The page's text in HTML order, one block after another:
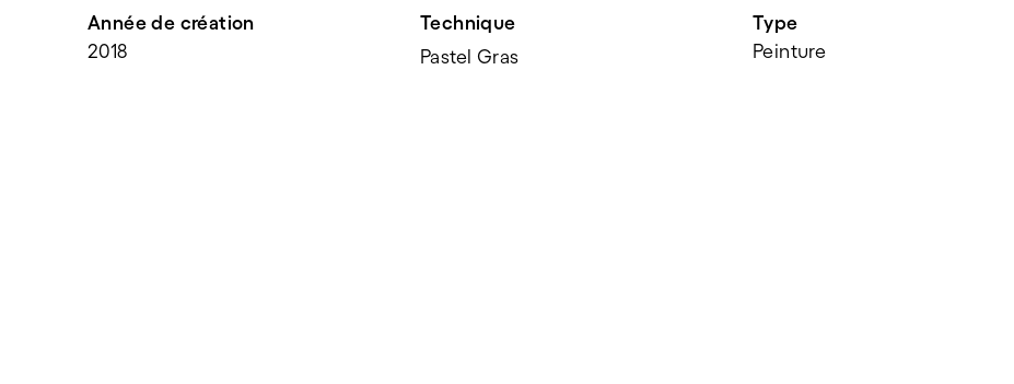
Année de création
2018
Technique
Pastel Gras
Type
Peinture